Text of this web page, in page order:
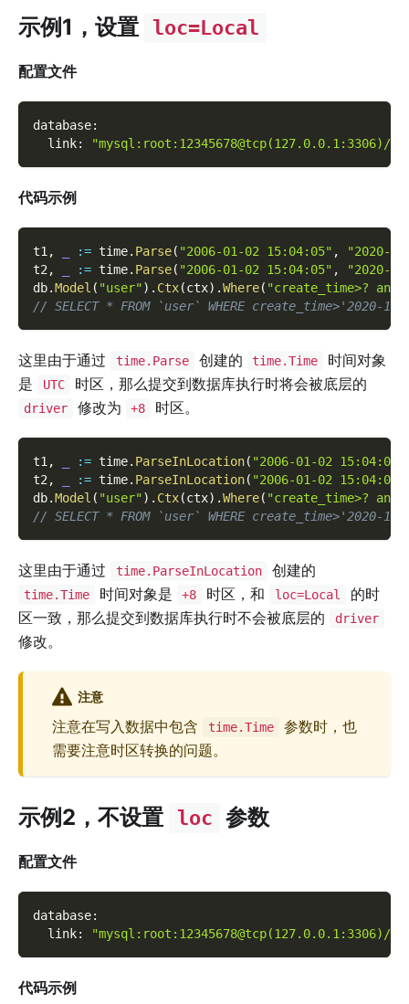
示例1，设置 loc=Local
配置文件
database:
link: "mysql:root:12345678@tcp(127.0.0.1:3306)/
代码示例
t1 , := time. Parse( "2006-01-02 15:04:05" ,
"2020-
t2 , := time. Parse( "2006-01-02 15:04:05" ,
"2020-
db.Model ( "user") . Ctx(ctx) .Where( "create_time>? and
// SELECT * FROM `user` WHERE create_time>'2020-
这里由于通过 time.Parse 创建的 time.Time
时间对象
是
UTC 时区，那么提交到数据库执行时将会被底层的
driver 修改为 +8 时区。
t1 , := time. ParseInLocation( "2006-01-02 15:04:05"
t2 , := time. ParseInLocation( "2006-01-02 15:04:05"
db.Model ( "user") . Ctx(ctx) .Where( "create_time>? and
// SELECT * FROM `user` WHERE create_time>'2020-
这里由于通过 time.ParseInLocation 创建的
time.Time 时间对象是 +8 时区，和 loc=Local
的时
区一致，那么提交到数据库执行时不会被底层的
driver
修改。
注意
注意在写入数据中包含 time.Time
参数时，也
需要注意时区转换的问题。
示例2，不设置 loc 参数
配置文件
database:
link: "mysql:root:12345678@tcp(127.0.0.1:3306)/
代码示例